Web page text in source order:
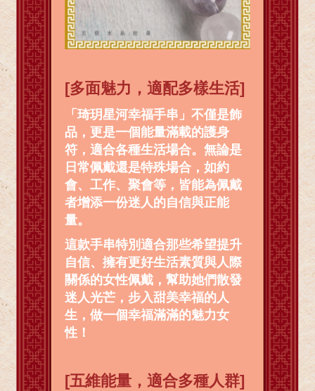
[多面魅力，適配多樣生活]
「琦玥星河幸福手串」不僅是飾
品，更是一個能量滿載的護身
符，適合各種生活場合。無論是
日常佩戴還是特殊場合，如約
會、工作、聚會等，皆能為佩戴
者增添一份迷人的自信與正能
量。
這款手串特別適合那些希望提升
自信、擁有更好生活素質與人際
關係的女性佩戴，幫助她們散發
迷人光芒，步入甜美幸福的人
生，做一個幸福滿滿的魅力女
性！
[五維能量，適合多種人群]